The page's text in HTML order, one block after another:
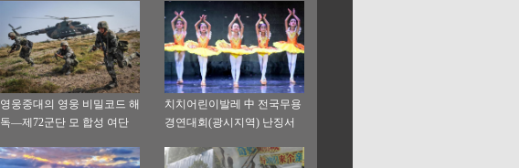
영웅중대의 영웅 비밀코드 해
독—제72군단 모 합성 여단
치치어린이발레 中 전국무용
경연대회(광시지역) 난징서